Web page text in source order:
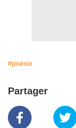
#poésie
Partager